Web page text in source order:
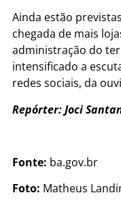
Ainda estão
chegada de mais
administração do
intensificado a
redes sociais, da
Repórter: Joci
Fonte: ba.gov.br
Foto: Matheus